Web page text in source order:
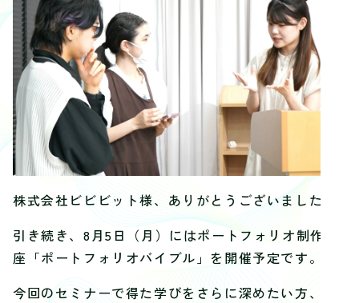
株式会社ビビビット様、ありがとうございました！
引き続き、8月5日（月）にはポートフォリオ制作講
座「ポートフォリオバイブル」を開催予定です。
今回のセミナーで得た学びをさらに深めたい方、こ